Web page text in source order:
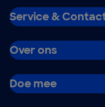
Service &
Over ons
Doe mee